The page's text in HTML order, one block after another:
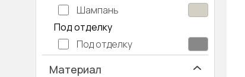
Шампань
Под отделку
Под отделку
Материал